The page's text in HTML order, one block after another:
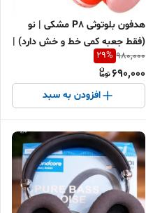
هدفون بلوتوثی P8 مشکی | نو
(فقط جعبه کمی خط و خش دارد) |
اقساطی + ارسال سریع
980,000
29%
690,000
افزودن به سبد